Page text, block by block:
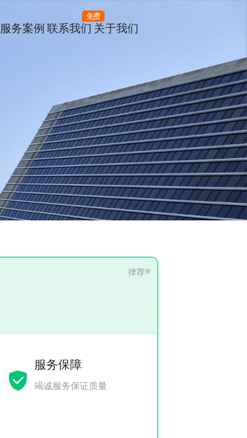
服务案例 联系我们
免费
关于我们
服务保障
竭诚服务保证质量